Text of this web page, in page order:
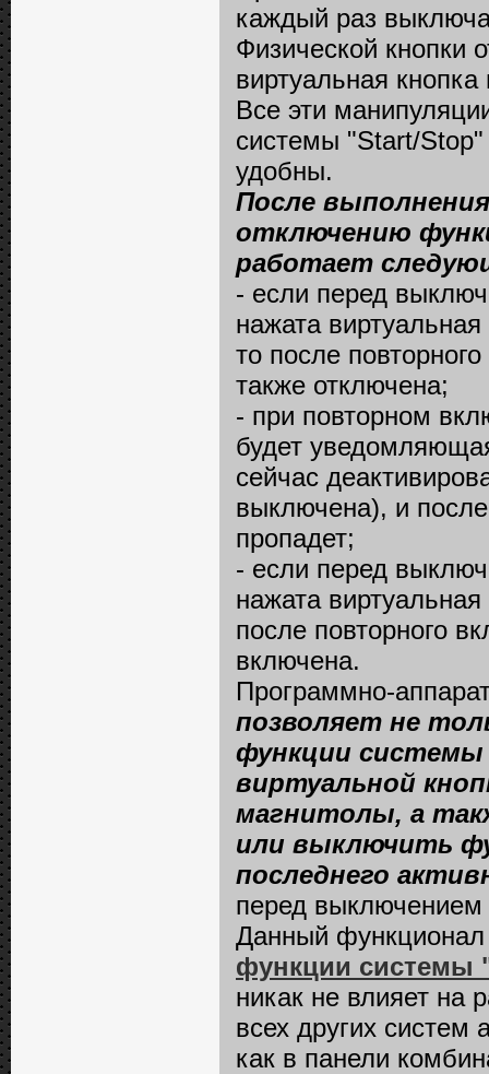
каждый раз
Физической кнопки
виртуальная
Все эти
системы "Start/
удобны.
После
отключению
работает
- если перед
нажата
то после
также отключена;
- при повторном
будет
сейчас
выключена), и после
пропадет;
- если перед
нажата
после повторного
включена.
Программно-
позволяет не
функции системы
виртуальной
магнитолы, а
или выключить
последнего
перед выключением
Данный
функции системы
никак не влияет на
всех других
как в панели